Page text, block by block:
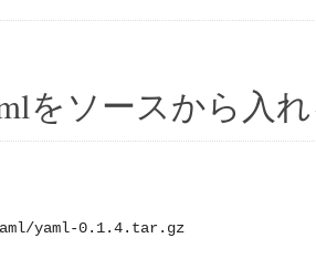
をソースから入
yaml-0.1.4.tar.gz